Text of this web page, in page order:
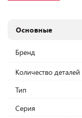
Основные
Бренд
Количество деталей
Тип
Серия